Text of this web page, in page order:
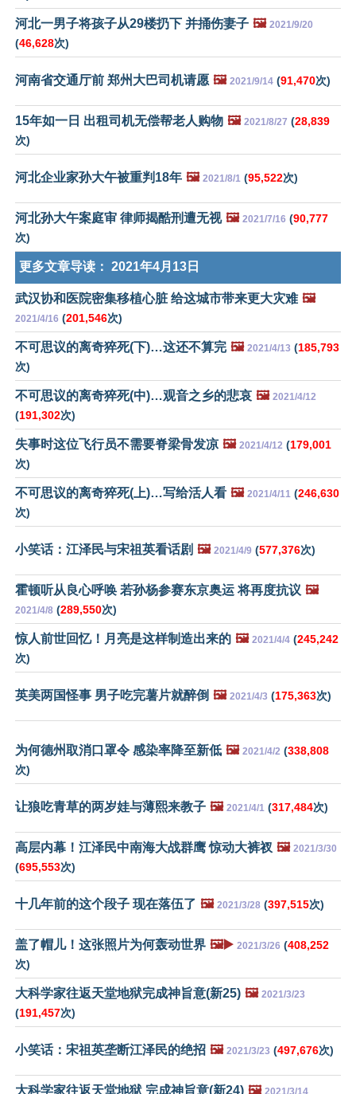
河北一男子将孩子从29楼扔下 并捅伤妻子 🖼️ 2021/9/20
(46,628次)
河南省交通厅前 郑州大巴司机请愿 🖼️ 2021/9/14 (91,470次)
15年如一日 出租司机无偿帮老人购物 🖼️ 2021/8/27 (28,839
次)
河北企业家孙大午被重判18年 🖼️ 2021/8/1 (95,522次)
河北孙大午案庭审 律师揭酷刑遭无视 🖼️ 2021/7/16 (90,777
次)
更多文章导读： 2021年4月13日
武汉协和医院密集移植心脏 给这城市带来更大灾难 🖼️
2021/4/16 (201,546次)
不可思议的离奇猝死(下)…这还不算完 🖼️ 2021/4/13 (185,793
次)
不可思议的离奇猝死(中)…观音之乡的悲哀 🖼️ 2021/4/12
(191,302次)
失事时这位飞行员不需要脊梁骨发凉 🖼️ 2021/4/12 (179,001
次)
不可思议的离奇猝死(上)…写给活人看 🖼️ 2021/4/11 (246,630
次)
小笑话：江泽民与宋祖英看话剧 🖼️ 2021/4/9 (577,376次)
霍顿听从良心呼唤 若孙杨参赛东京奥运 将再度抗议 🖼️
2021/4/8 (289,550次)
惊人前世回忆！月亮是这样制造出来的 🖼️ 2021/4/4 (245,242
次)
英美两国怪事 男子吃完薯片就醉倒 🖼️ 2021/4/3 (175,363次)
为何德州取消口罩令 感染率降至新低 🖼️ 2021/4/2 (338,808
次)
让狼吃青草的两岁娃与薄熙来教子 🖼️ 2021/4/1 (317,484次)
高层内幕！江泽民中南海大战群鹰 惊动大裤衩 🖼️ 2021/3/30
(695,553次)
十几年前的这个段子 现在落伍了 🖼️ 2021/3/28 (397,515次)
盖了帽儿！这张照片为何轰动世界 🖼️▶️ 2021/3/26 (408,252
次)
大科学家往返天堂地狱完成神旨意(新25) 🖼️ 2021/3/23
(191,457次)
小笑话：宋祖英垄断江泽民的绝招 🖼️ 2021/3/23 (497,676次)
大科学家往返天堂地狱 完成神旨意(新24) 🖼️ 2021/3/14